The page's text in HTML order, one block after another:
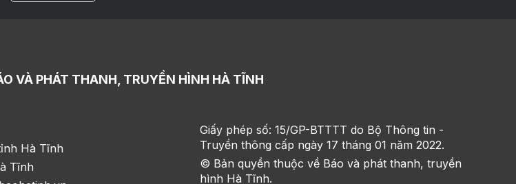
VÀ PHÁT THANH, TRUYỀN HÌNH HÀ TĨNH
Hà Tĩnh
Tĩnh
Giấy phép số: 15/GP-BTTTT do Bộ Thông tin -
Truyền thông cấp ngày 17 tháng 01 năm 2022.
© Bản quyền thuộc về Báo và phát thanh, truyền
hình Hà Tĩnh.